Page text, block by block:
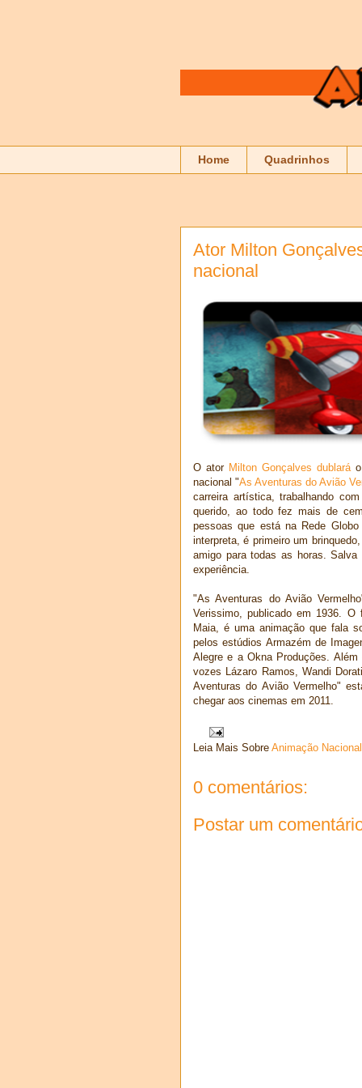
Home Quadrinhos
Ator Milton
nacional
O ator Milton Gonçalves dublará
nacional "As Aventuras do Avião
carreira artística, trabalhando
querido, ao todo fez mais de
pessoas que está na Rede
interpreta, é primeiro um
amigo para todas as horas.
experiência.
"As Aventuras do Avião
Verissimo, publicado em 1936.
Maia, é uma animação que fala
pelos estúdios Armazém de
Alegre e a Okna Produções.
vozes Lázaro Ramos, Wandi
Aventuras do Avião Vermelho"
chegar aos cinemas em 2011.
Leia Mais Sobre Animação Nacional
0 comentários:
Postar um